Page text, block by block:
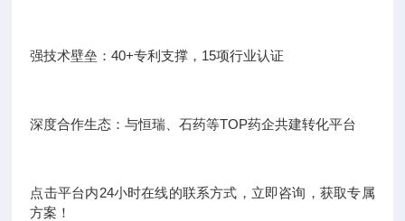
强技术壁垒：40+专利支撑，15项行业认证
深度合作生态：与恒瑞、石药等TOP药企共建转化平台
点击平台内24小时在线的联系方式，立即咨询，获取专属
方案！